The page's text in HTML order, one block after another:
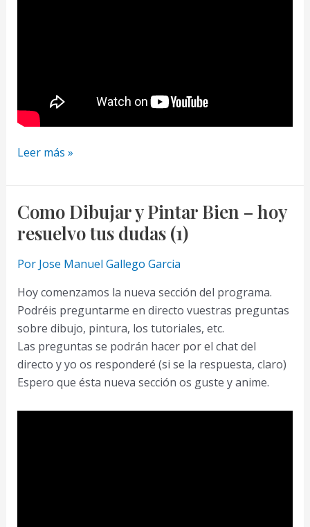
Tips
Trucos
para
Dibujar
Mejor
Rocas
Lápiz
Leer más »
Como Dibujar y Pintar Bien – hoy
resuelvo tus dudas (1)
Por Jose Manuel Gallego Garcia
Hoy comenzamos la nueva sección del programa.
Podréis preguntarme en directo vuestras preguntas
sobre dibujo, pintura, los tutoriales, etc.
Las preguntas se podrán hacer por el chat del
directo y yo os responderé (si se la respuesta, claro)
Espero que ésta nueva sección os guste y anime.